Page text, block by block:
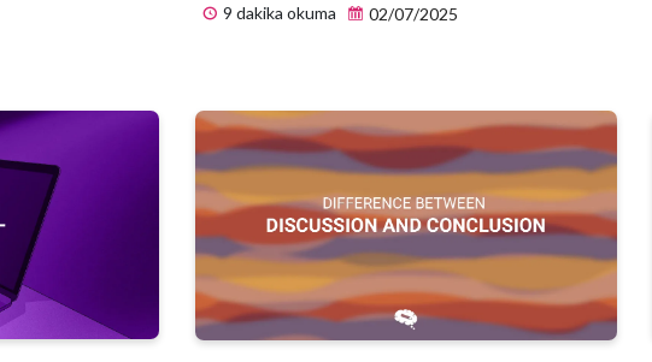
9 dakika okuma
02/07/2025